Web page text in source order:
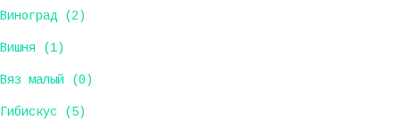
Виноград (2)
Вишня (1)
Вяз малый (0)
Гибискус (5)